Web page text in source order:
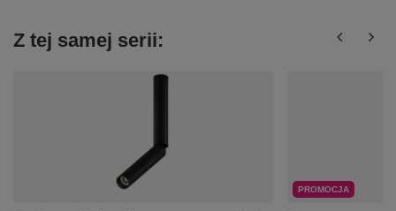
Z tej samej serii:
PROMOCJA